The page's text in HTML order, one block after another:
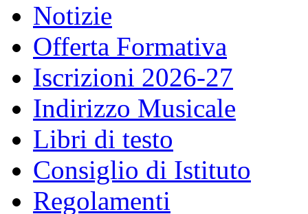
Notizie
Offerta Formativa
Iscrizioni 2026-27
Indirizzo Musicale
Libri di testo
Consiglio di Istituto
Regolamenti